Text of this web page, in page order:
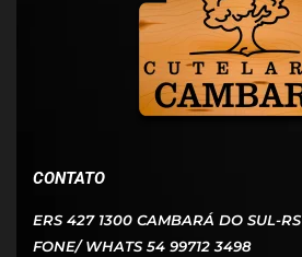
CONTATO
ERS 427 1300 CAMBARÁ DO SUL-RS
FONE/ WHATS 54 99712 3498